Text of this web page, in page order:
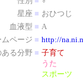
星座 ■ おひつじ
血液型 ■ A
ムページ ■ http://
る分野 ■ 子育て
うた
スポーツ